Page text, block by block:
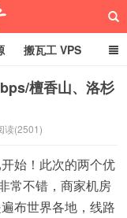
搬瓦工 VPS
檀香山、洛杉
读(2501)
始！此次的两个优
常不错，商家机房
布世界各地，线路